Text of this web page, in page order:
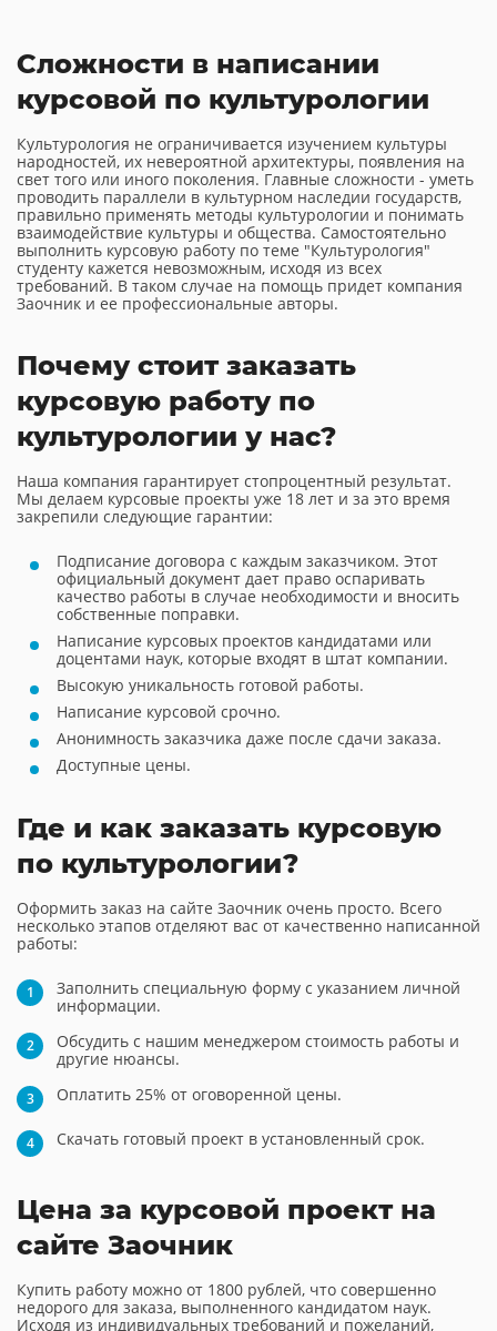
Сложности в написании
курсовой по культурологии
Культурология не ограничивается изучением культуры
народностей, их невероятной архитектуры, появления на
свет того или иного поколения. Главные сложности - уметь
проводить параллели в культурном наследии государств,
правильно применять методы культурологии и понимать
взаимодействие культуры и общества. Самостоятельно
выполнить курсовую работу по теме "Культурология"
студенту кажется невозможным, исходя из всех
требований. В таком случае на помощь придет компания
Заочник и ее профессиональные авторы.
Почему стоит заказать
курсовую работу по
культурологии у нас?
Наша компания гарантирует стопроцентный результат.
Мы делаем курсовые проекты уже 18 лет и за это время
закрепили следующие гарантии:
Подписание договора с каждым заказчиком. Этот
официальный документ дает право оспаривать
качество работы в случае необходимости и вносить
собственные поправки.
Написание курсовых проектов кандидатами или
доцентами наук, которые входят в штат компании.
Высокую уникальность готовой работы.
Написание курсовой срочно.
Анонимность заказчика даже после сдачи заказа.
Доступные цены.
Где и как заказать курсовую
по культурологии?
Оформить заказ на сайте Заочник очень просто. Всего
несколько этапов отделяют вас от качественно написанной
работы:
Заполнить специальную форму с указанием личной
информации.
Обсудить с нашим менеджером стоимость работы и
другие нюансы.
Оплатить 25% от оговоренной цены.
Скачать готовый проект в установленный срок.
Цена за курсовой проект на
сайте Заочник
Купить работу можно от 1800 рублей, что совершенно
недорого для заказа, выполненного кандидатом наук.
Исходя из индивидуальных требований и пожеланий,